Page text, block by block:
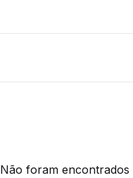
Não foram encontrados